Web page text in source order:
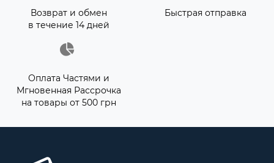
Возврат и обмен
в течение 14 дней
Быстрая отправка
Оплата Частями и
Мгновенная Рассрочка
на товары от 500 грн